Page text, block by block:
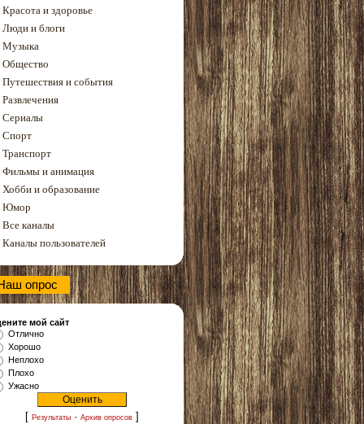
Красота и здоровье
Люди и блоги
Музыка
Общество
Путешествия и события
Развлечения
Сериалы
Спорт
Транспорт
Фильмы и анимация
Хобби и образование
Юмор
Все каналы
Каналы пользователей
опрос
мой сайт
Отлично
Хорошо
Неплохо
Плохо
Ужасно
[ Результаты · Архив опросов ]